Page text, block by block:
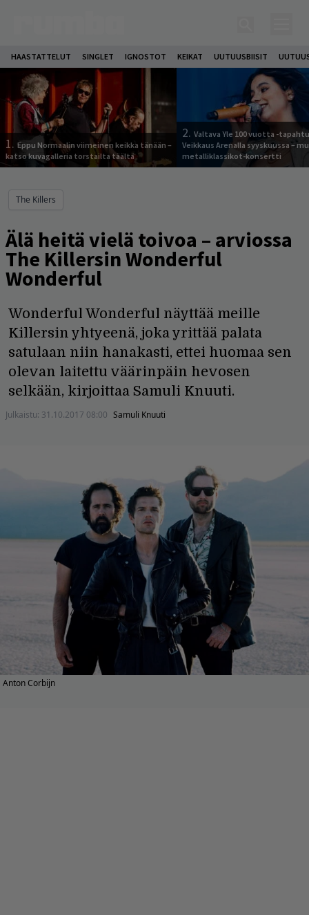
HAASTATTELUT SINGLET IGNOSTOT KEIKAT UUTUUSBIISIT
1. Eppu Normaalin viimeinen keikka tänään –
katso kuvagalleria torstailta täältä
2. Valtava Yle 100 vuotta -
Veikkaus Arenalla syyskuussa –
metalliklassikot-konsertti
The Killers
Älä heitä vielä toivoa – arviossa
The Killersin Wonderful
Wonderful
Wonderful Wonderful näyttää meille
Killersin yhtyeenä, joka yrittää palata
satulaan niin hanakasti, ettei huomaa sen
olevan laitettu väärinpäin hevosen
selkään, kirjoittaa Samuli Knuuti.
Julkaistu: 31.10.2017 08:00 Samuli Knuuti
Anton Corbijn